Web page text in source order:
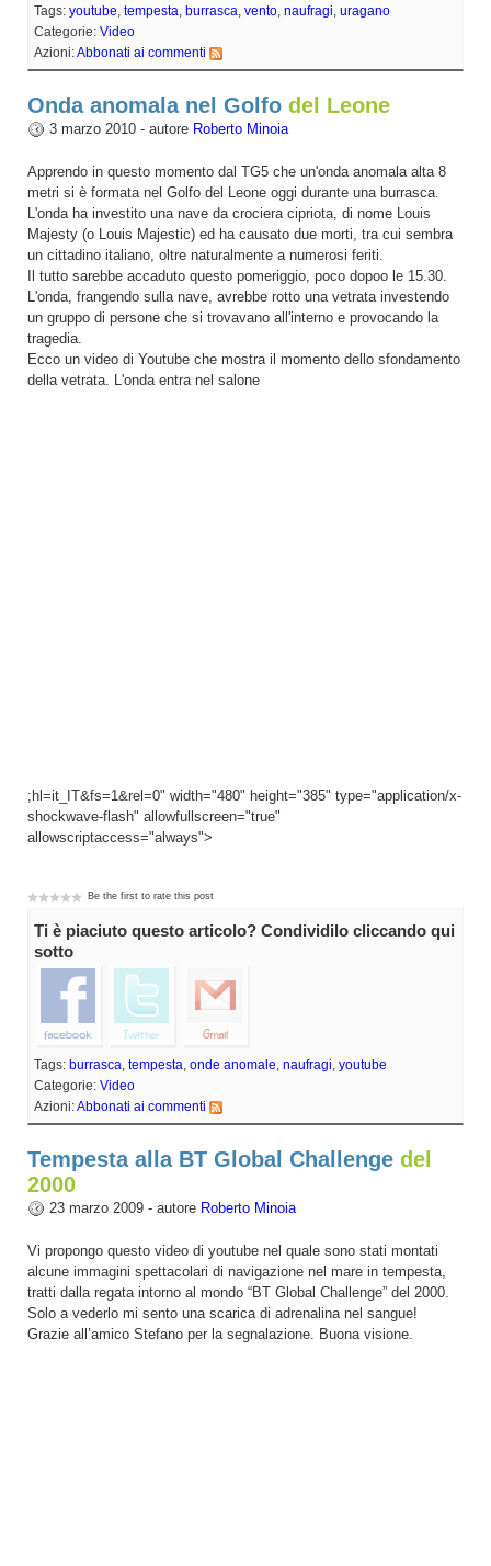
Tags: youtube, tempesta, burrasca, vento, naufragi, uragano
Categorie: Video
Azioni:Abbonati ai commenti
Onda anomala nel Golfo del Leone
3 marzo 2010 - autore Roberto Minoia
Apprendo in questo momento dal TG5 che un'onda anomala alta 8
metri si è formata nel Golfo del Leone oggi durante una burrasca.
L'onda ha investito una nave da crociera cipriota, di nome Louis
Majesty (o Louis Majestic) ed ha causato due morti, tra cui sembra
un cittadino italiano, oltre naturalmente a numerosi feriti.
Il tutto sarebbe accaduto questo pomeriggio, poco dopoo le 15.30.
L'onda, frangendo sulla nave, avrebbe rotto una vetrata investendo
un gruppo di persone che si trovavano all'interno e provocando la
tragedia.
Ecco un video di Youtube che mostra il momento dello sfondamento
della vetrata. L'onda entra nel salone
;hl=it_IT&fs=1&rel=0" width="480" height="385" type="application/x-
shockwave-flash" allowfullscreen="true"
allowscriptaccess="always">
Be the first to rate this post
Ti è piaciuto questo articolo? Condividilo cliccando qui
sotto
Tags: burrasca, tempesta, onde anomale, naufragi, youtube
Categorie: Video
Azioni:Abbonati ai commenti
Tempesta alla BT Global Challenge del
2000
23 marzo 2009 - autore Roberto Minoia
Vi propongo questo video di youtube nel quale sono stati montati
alcune immagini spettacolari di navigazione nel mare in tempesta,
tratti dalla regata intorno al mondo “BT Global Challenge” del 2000.
Solo a vederlo mi sento una scarica di adrenalina nel sangue!
Grazie all’amico Stefano per la segnalazione. Buona visione.